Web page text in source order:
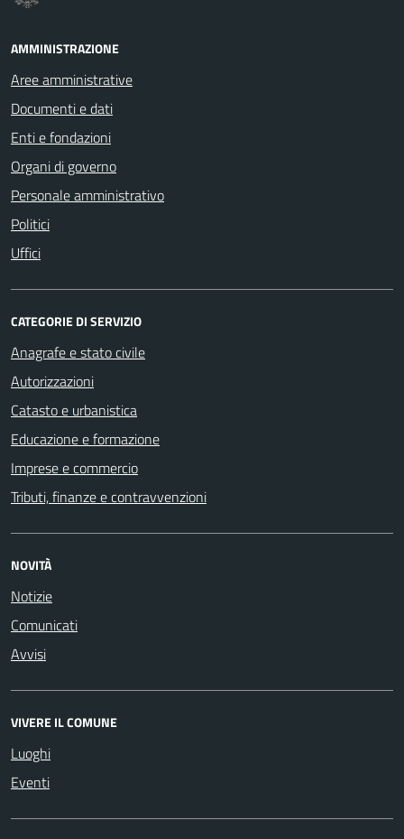
AMMINISTRAZIONE
Aree amministrative
Documenti e dati
Enti e fondazioni
Organi di governo
Personale amministrativo
Politici
Uffici
CATEGORIE DI SERVIZIO
Anagrafe e stato civile
Autorizzazioni
Catasto e urbanistica
Educazione e formazione
Imprese e commercio
Tributi, finanze e contravvenzioni
NOVITÀ
Notizie
Comunicati
Avvisi
VIVERE IL COMUNE
Luoghi
Eventi